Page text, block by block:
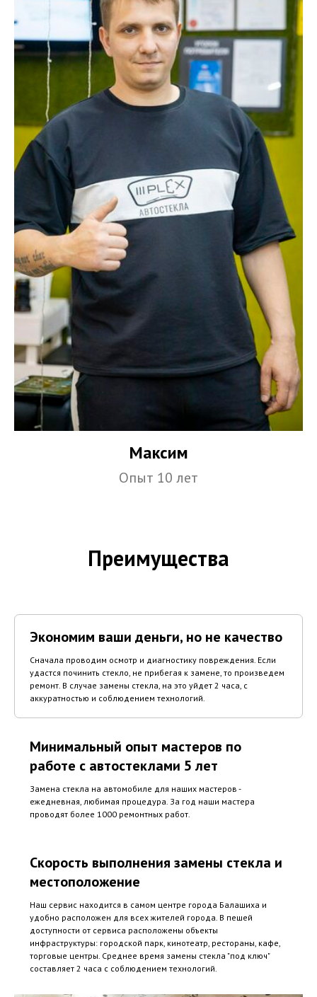
Максим
Опыт 10 лет
Преимущества
Экономим ваши деньги, но не качество
Сначала проводим осмотр и диагностику повреждения. Если
удастся починить стекло, не прибегая к замене, то произведем
ремонт. В случае замены стекла, на это уйдет 2 часа, с
аккуратностью и соблюдением технологий.
Минимальный опыт мастеров по
работе с автостеклами 5 лет
Замена стекла на автомобиле для наших мастеров -
ежедневная, любимая процедура. За год наши мастера
проводят более 1000 ремонтных работ.
Скорость выполнения замены стекла и
местоположение
Наш сервис находится в самом центре города Балашиха и
удобно расположен для всех жителей города. В пешей
доступности от сервиса расположены объекты
инфраструктуры: городской парк, кинотеатр, рестораны, кафе,
торговые центры. Среднее время замены стекла "под ключ"
составляет 2 часа с соблюдением технологий.